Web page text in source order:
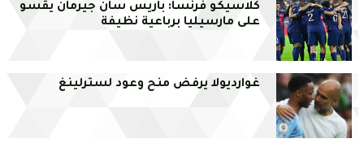
كلاسيكو فرنسا: باريس سان جيرمان يقسو
على مارسيليا برباعية نظيفة
غوارديولا يرفض منح وعود لسترلينغ